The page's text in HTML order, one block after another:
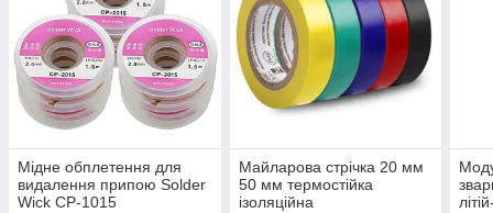
Мідне обплетення для
видалення припою Solder
Wick CP-1015
Майларова стрічка 20 мм
50 мм термостійка
ізоляційна